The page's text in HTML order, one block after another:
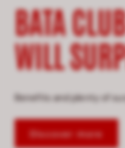
BATA
WILL
Benefits and plenty of
Discover more